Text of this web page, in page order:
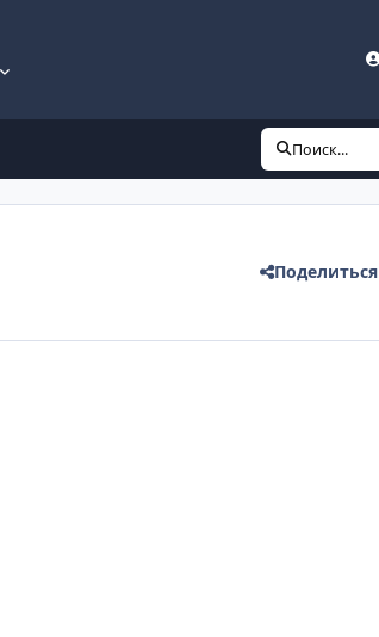
Поиск...
Поделиться